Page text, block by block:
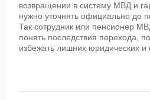
возвращении в систему МВД и
нужно уточнять официально до
Так сотрудник или пенсионер
понять последствия перехода,
избежать лишних юридических и